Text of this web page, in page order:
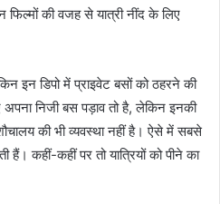
की वजह से यात्री नींद के लिए
इन डिपो में प्राइवेट बसों को ठहरने की
निजी बस पड़ाव तो है, लेकिन इनकी
की भी व्यवस्था नहीं है। ऐसे में सबसे
हैं। कहीं-कहीं पर तो यात्रियों को पीने का